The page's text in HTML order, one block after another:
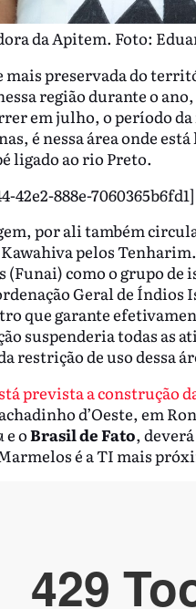
da Apitem. Foto:
mais preservada do
região durante o
em julho, o período
é nessa área onde
ligado ao rio Preto.
42e2-888e-7060365b6fd1]
por ali também
pelos
(Funai) como o grupo
Geral de Índios
que garante
suspenderia todas as
restrição de uso dessa
prevista a construção
d’Oeste, em
e oBrasil de Fato,
é a TI mais